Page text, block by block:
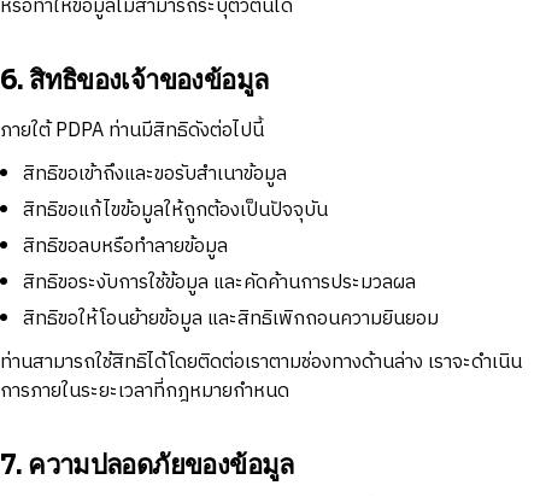
6. สิทธิของเจ้าของข้อมูล
ภายใต้ PDPA ท่านมีสิทธิดังต่อไปนี้
สิทธิขอเข้าถึงและขอรับสำเนาข้อมูล
สิทธิขอแก้ไขข้อมูลให้ถูกต้องเป็นปัจจุบัน
สิทธิขอลบหรือทำลายข้อมูล
สิทธิขอระงับการใช้ข้อมูล และคัดค้านการประมวลผล
สิทธิขอให้โอนย้ายข้อมูล และสิทธิเพิกถอนความยินยอม
ท่านสามารถใช้สิทธิได้โดยติดต่อเราตามช่องทางด้านล่าง เราจะดำเนิน
การภายในระยะเวลาที่กฎหมายกำหนด
7. ความปลอดภัยของข้อมูล